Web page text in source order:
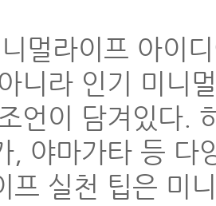
니멀라이프 아이
니라 인기 미니
언이 담겨있다.
, 야마가타 등 다
프 실천 팁은 미